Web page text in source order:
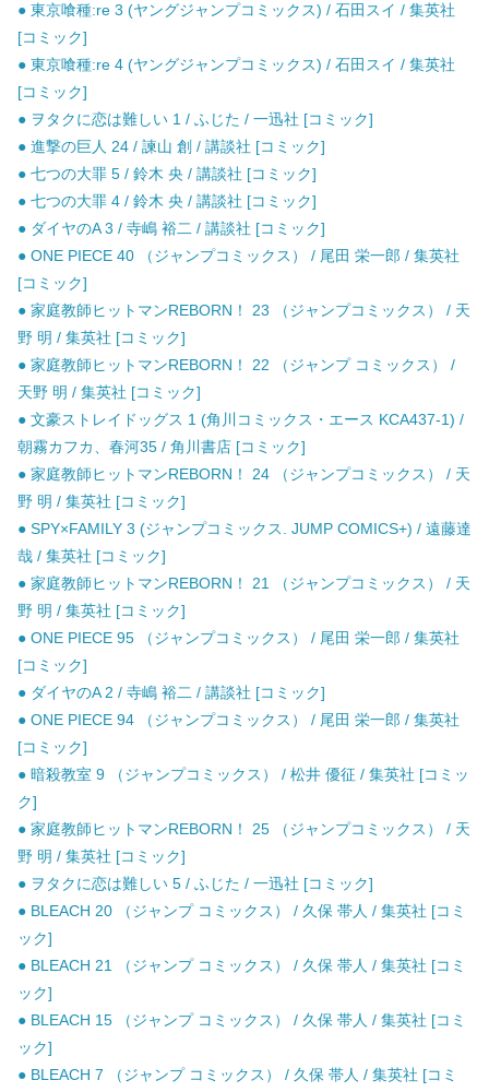
● 東京喰種:re 3 (ヤングジャンプコミックス) / 石田スイ / 集英社
[コミック]
● 東京喰種:re 4 (ヤングジャンプコミックス) / 石田スイ / 集英社
[コミック]
● ヲタクに恋は難しい 1 / ふじた / 一迅社 [コミック]
● 進撃の巨人 24 / 諫山 創 / 講談社 [コミック]
● 七つの大罪 5 / 鈴木 央 / 講談社 [コミック]
● 七つの大罪 4 / 鈴木 央 / 講談社 [コミック]
● ダイヤのA 3 / 寺嶋 裕二 / 講談社 [コミック]
● ONE PIECE 40 （ジャンプコミックス） / 尾田 栄一郎 / 集英社
[コミック]
● 家庭教師ヒットマンREBORN！ 23 （ジャンプコミックス） / 天
野 明 / 集英社 [コミック]
● 家庭教師ヒットマンREBORN！ 22 （ジャンプ コミックス） /
天野 明 / 集英社 [コミック]
● 文豪ストレイドッグス 1 (角川コミックス・エース KCA437-1) /
朝霧カフカ、春河35 / 角川書店 [コミック]
● 家庭教師ヒットマンREBORN！ 24 （ジャンプコミックス） / 天
野 明 / 集英社 [コミック]
● SPY×FAMILY 3 (ジャンプコミックス. JUMP COMICS+) / 遠藤達
哉 / 集英社 [コミック]
● 家庭教師ヒットマンREBORN！ 21 （ジャンプコミックス） / 天
野 明 / 集英社 [コミック]
● ONE PIECE 95 （ジャンプコミックス） / 尾田 栄一郎 / 集英社
[コミック]
● ダイヤのA 2 / 寺嶋 裕二 / 講談社 [コミック]
● ONE PIECE 94 （ジャンプコミックス） / 尾田 栄一郎 / 集英社
[コミック]
● 暗殺教室 9 （ジャンプコミックス） / 松井 優征 / 集英社 [コミッ
ク]
● 家庭教師ヒットマンREBORN！ 25 （ジャンプコミックス） / 天
野 明 / 集英社 [コミック]
● ヲタクに恋は難しい 5 / ふじた / 一迅社 [コミック]
● BLEACH 20 （ジャンプ コミックス） / 久保 帯人 / 集英社 [コミ
ック]
● BLEACH 21 （ジャンプ コミックス） / 久保 帯人 / 集英社 [コミ
ック]
● BLEACH 15 （ジャンプ コミックス） / 久保 帯人 / 集英社 [コミ
ック]
● BLEACH 7 （ジャンプ コミックス） / 久保 帯人 / 集英社 [コミ